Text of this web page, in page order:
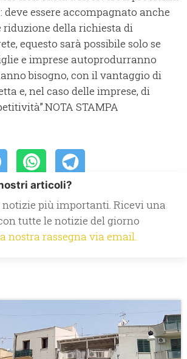
deve essere accompagnato anche
riduzione della richiesta di
equesto sarà possibile solo se
e imprese autoprodurranno
bisogno, con il vantaggio di
e, nel caso delle imprese, di
STAMPA
articoli?
notizie più importanti. Ricevi una
tutte le notizie del giorno
nostra rassegna via email.